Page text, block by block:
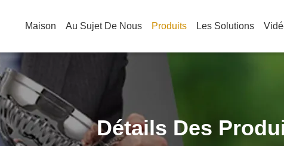
Maison Au Sujet De Nous Produits Les Solutions
Détails Des